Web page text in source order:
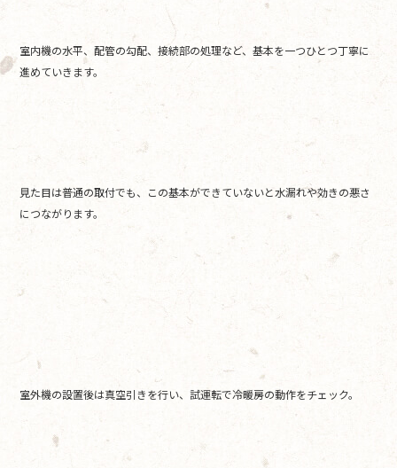
室内機の水平、配管の勾配、接続部の処理など、基本を一つひとつ丁寧に
進めていきます。
見た目は普通の取付でも、この基本ができていないと水漏れや効きの悪さ
につながります。
室外機の設置後は真空引きを行い、試運転で冷暖房の動作をチェック。